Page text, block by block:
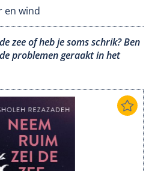
en wind
zee of heb je soms schrik? Ben
problemen geraakt in het